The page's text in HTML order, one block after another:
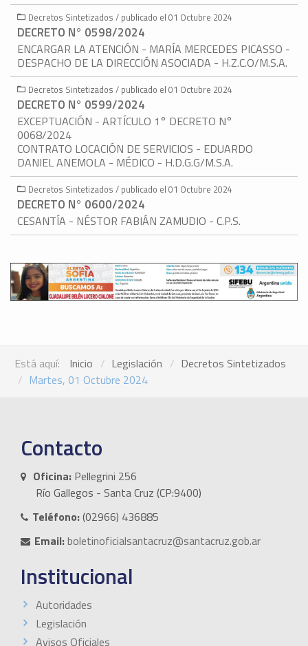
Decretos Sintetizados / publicado el 01 Octubre 2024
DECRETO N° 0598/2024
ENCARGAR LA ATENCIÓN - MARÍA MERCEDES PICASSO -
DESPACHO DE LA DIRECCIÓN ASOCIADA - H.Z.C.O/M.S.A.
Decretos Sintetizados / publicado el 01 Octubre 2024
DECRETO N° 0599/2024
EXCEPTUACIÓN - ARTÍCULO 1° DECRETO N°
0068/2024
CONTRATO LOCACIÓN DE SERVICIOS - EDUARDO
DANIEL ANEMOLA - MÉDICO - H.D.G.G/M.S.A.
Decretos Sintetizados / publicado el 01 Octubre 2024
DECRETO N° 0600/2024
CESANTÍA - NÉSTOR FABIÁN ZAMUDIO - C.P.S.
Está aquí: Inicio Legislación
Decretos Sintetizados
Martes, 01 Octubre 2024
Contacto
Oficina: Pellegrini 256
Río Gallegos - Santa Cruz (CP:9400)
Teléfono:(02966) 436885
Email:boletinoficialsantacruz@santacruz.gob.ar
Institucional
Autoridades
Legislación
Avisos Oficiales